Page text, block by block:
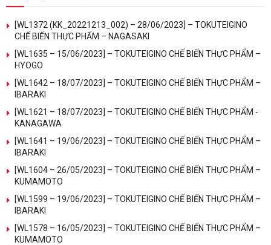
[WL1372 (KK_20221213_002) – 28/06/2023] – TOKUTEIGINO
CHẾ BIẾN THỰC PHẨM – NAGASAKI
[WL1635 – 15/06/2023] – TOKUTEIGINO CHẾ BIẾN THỰC PHẨM –
HYOGO
[WL1642 – 18/07/2023] – TOKUTEIGINO CHẾ BIẾN THỰC PHẨM –
IBARAKI
[WL1621 – 18/07/2023] – TOKUTEIGINO CHẾ BIẾN THỰC PHẨM -
KANAGAWA
[WL1641 – 19/06/2023] – TOKUTEIGINO CHẾ BIẾN THỰC PHẨM –
IBARAKI
[WL1604 – 26/05/2023] – TOKUTEIGINO CHẾ BIẾN THỰC PHẨM –
KUMAMOTO
[WL1599 – 19/06/2023] – TOKUTEIGINO CHẾ BIẾN THỰC PHẨM –
IBARAKI
[WL1578 – 16/05/2023] – TOKUTEIGINO CHẾ BIẾN THỰC PHẨM –
KUMAMOTO